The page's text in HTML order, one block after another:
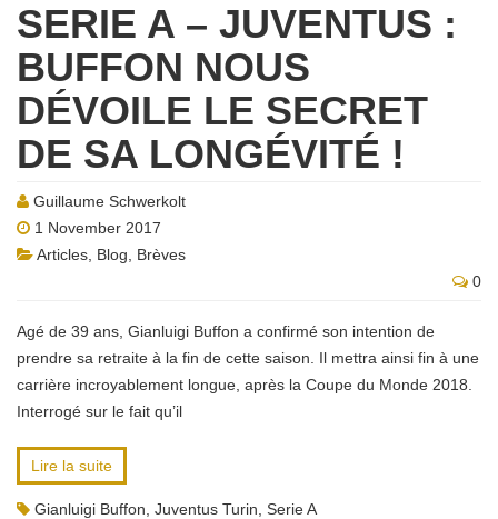
SERIE A – JUVENTUS :
BUFFON NOUS
DÉVOILE LE SECRET
DE SA LONGÉVITÉ !
Guillaume Schwerkolt
1 November 2017
Articles Blog
Brèves
0
Agé de 39 ans, Gianluigi Buffon a confirmé son intention de
prendre sa retraite à la fin de cette saison. Il mettra ainsi fin à une
carrière incroyablement longue, après la Coupe du Monde 2018.
Interrogé sur le fait qu’il
Lire la suite
Gianluigi Buffon Juventus Turin Serie A